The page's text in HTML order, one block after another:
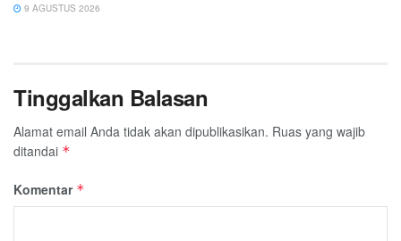
9 AGUSTUS 2026
Tinggalkan Balasan
Alamat email Anda tidak akan dipublikasikan. Ruas yang wajib
ditandai *
Komentar *